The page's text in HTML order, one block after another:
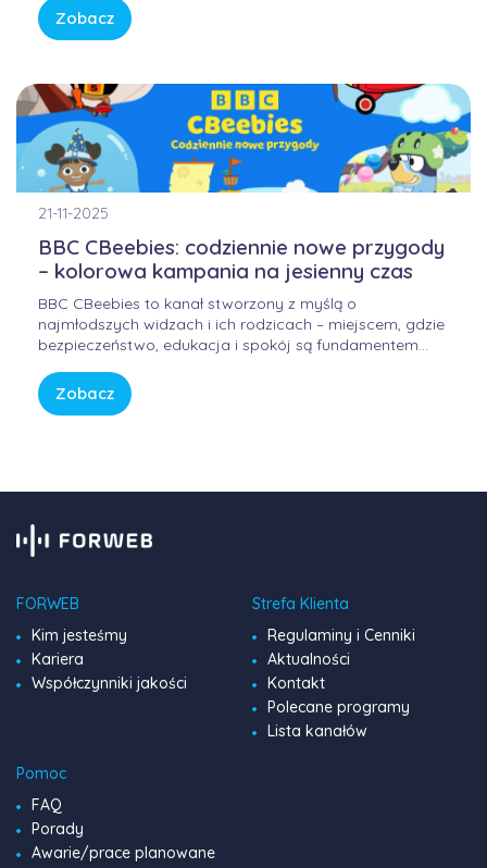
lecz wynikała z przejściowego błędu w globalnej
infrastrukturze trasowania danych. Internet przypomina
Zobacz
21-11-2025
BBC CBeebies: codziennie nowe przygody
– kolorowa kampania na jesienny czas
BBC CBeebies to kanał stworzony z myślą o
najmłodszych widzach i ich rodzicach – miejscem, gdzie
bezpieczeństwo, edukacja i spokój są fundamentem
tempa, CBeebies oferuje przestrzeń, w której dzieci
mogą odkrywać świat w sposób bezpieczny, kreatywny i
Zobacz
FORWEB
Kim jesteśmy
Kariera
Współczynniki jakości
Strefa Klienta
Regulaminy i Cenniki
Aktualności
Kontakt
Polecane programy
Lista kanałów
Pomoc
FAQ
Porady
Awarie/prace planowane